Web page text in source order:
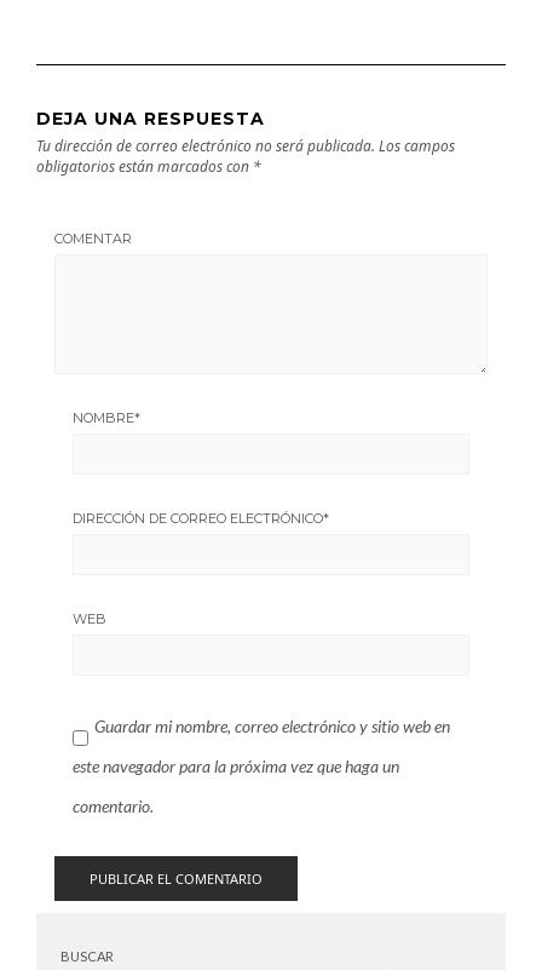
DEJA UNA RESPUESTA
Tu dirección de correo electrónico no será publicada. Los campos
obligatorios están marcados con *
COMENTAR
NOMBRE*
DIRECCIÓN DE CORREO ELECTRÓNICO*
WEB
Guardar mi nombre, correo electrónico y sitio web en
este navegador para la próxima vez que haga un
comentario.
BUSCAR